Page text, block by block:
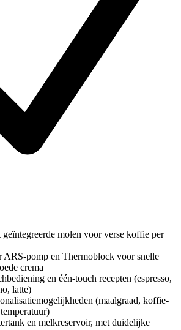
molen voor verse koffie per
ARS-pomp en Thermoblock voor snelle
crema
en één-touch recepten (espresso,
latte)
(maalgraad, koffie-
en melkreservoir, met duidelijke